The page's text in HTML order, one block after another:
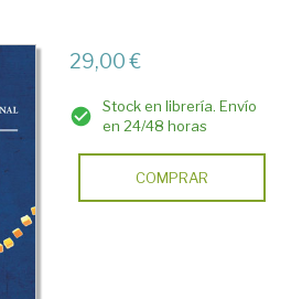
29,00 €
Stock en librería. Envío
en 24/48 horas
COMPRAR